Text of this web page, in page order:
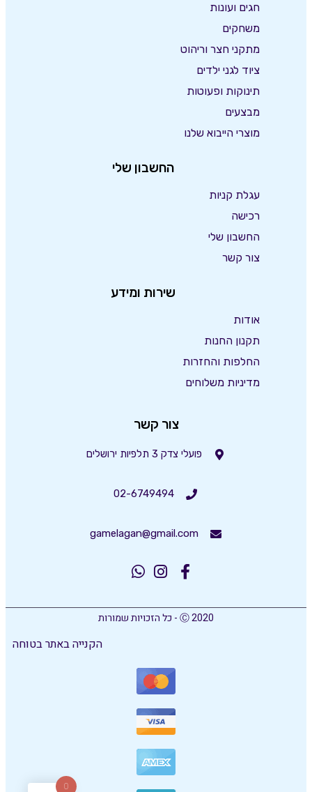
חגים ועונות
משחקים
מתקני חצר וריהוט
ציוד לגני ילדים
תינוקות ופעוטות
מבצעים
מוצרי הייבוא שלנו
החשבון שלי
עגלת קניות
רכישה
החשבון שלי
צור קשר
שירות ומידע
אודות
תקנון החנות
החלפות והחזרות
מדיניות משלוחים
צור קשר
פועלי צדק 3 תלפיות ירושלים
02-6749494
gamelagan@gmail.com
Ⓒ 2020 - כל הזכויות שמורות
הקנייה באתר בטוחה
0